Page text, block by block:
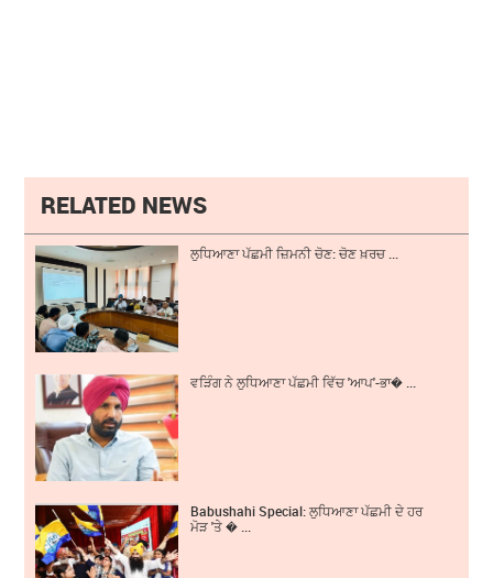
RELATED NEWS
ਲੁਧਿਆਣਾ ਪੱਛਮੀ ਜ਼ਿਮਨੀ ਚੋਣ: ਚੋਣ ਖ਼ਰਚ ...
ਵੜਿੰਗ ਨੇ ਲੁਧਿਆਣਾ ਪੱਛਮੀ ਵਿੱਚ 'ਆਪ'-ਭਾ� ...
Babushahi Special: ਲੁਧਿਆਣਾ ਪੱਛਮੀ ਦੇ ਹਰ
ਮੋੜ 'ਤੇ � ...